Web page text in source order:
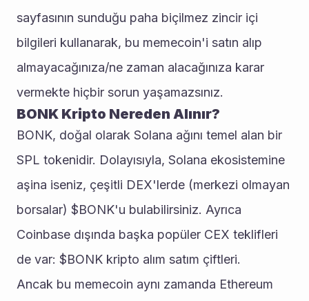
sayfasının sunduğu paha biçilmez zincir içi
bilgileri kullanarak, bu memecoin'i satın alıp
almayacağınıza/ne zaman alacağınıza karar
vermekte hiçbir sorun yaşamazsınız.
BONK Kripto Nereden Alınır?
BONK, doğal olarak Solana ağını temel alan bir
SPL tokenidir. Dolayısıyla, Solana ekosistemine
aşina iseniz, çeşitli DEX'lerde (merkezi olmayan
borsalar) $BONK'u bulabilirsiniz. Ayrıca
Coinbase dışında başka popüler CEX teklifleri
de var: $BONK kripto alım satım çiftleri.
Ancak bu memecoin aynı zamanda Ethereum